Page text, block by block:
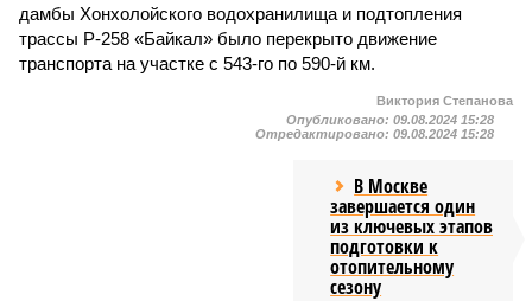
дамбы Хонхолойского водохранилища и подтопления
трассы Р-258 «Байкал» было перекрыто движение
транспорта на участке с 543-го по 590-й км.
Виктория Степанова
Опубликовано: 09.08.2024 15:28
Отредактировано: 09.08.2024 15:28
В Москве
завершается один
из ключевых этапов
подготовки к
отопительному
сезону